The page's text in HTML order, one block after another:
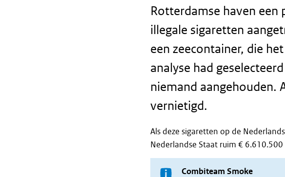
Rotterdamse haven
illegale sigaretten
een zeecontainer, die
analyse had
niemand aangehouden.
vernietigd.
Als deze sigaretten op de
Nederlandse Staat ruim €
Combiteam Smoke